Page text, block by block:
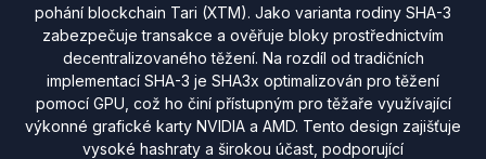
pohání blockchain Tari (XTM). Jako varianta rodiny SHA-3
zabezpečuje transakce a ověřuje bloky prostřednictvím
decentralizovaného těžení. Na rozdíl od tradičních
implementací SHA-3 je SHA3x optimalizován pro těžení
pomocí GPU, což ho činí přístupným pro těžaře využívající
výkonné grafické karty NVIDIA a AMD. Tento design zajišťuje
vysoké hashraty a širokou účast, podporující